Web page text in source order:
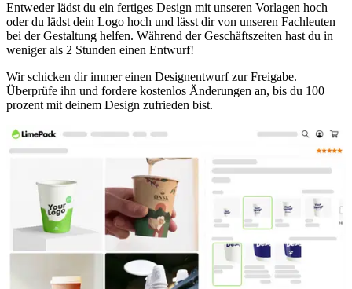
Entweder lädst du ein fertiges Design mit unseren Vorlagen hoch
oder du lädst dein Logo hoch und lässt dir von unseren Fachleuten
bei der Gestaltung helfen. Während der Geschäftszeiten hast du in
weniger als 2 Stunden einen Entwurf!
Wir schicken dir immer einen Designentwurf zur Freigabe.
Überprüfe ihn und fordere kostenlos Änderungen an, bis du 100
prozent mit deinem Design zufrieden bist.